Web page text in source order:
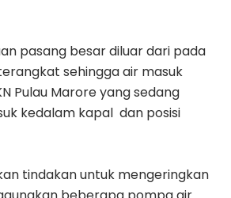
pasang besar diluar dari pada
sehingga air masuk
Pulau Marore yang sedang
kedalam kapal dan posisi
tindakan untuk mengeringkan